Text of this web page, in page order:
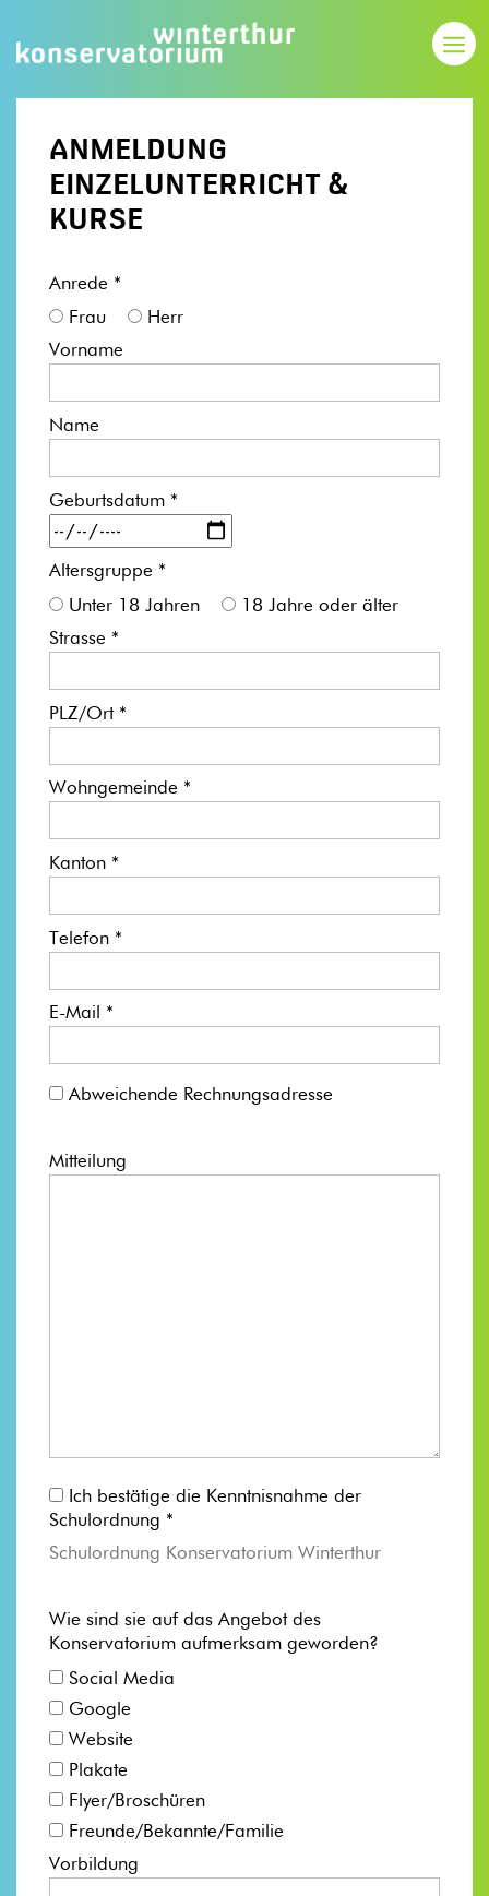
ANMELDUNG
EINZELUNTERRICHT &
KURSE
Anrede *
Frau
Herr
Vorname
Name
Geburtsdatum *
Altersgruppe *
Unter 18 Jahren
18 Jahre oder älter
Strasse *
PLZ/Ort *
Wohngemeinde *
Kanton *
Telefon *
E-Mail *
Abweichende Rechnungsadresse
Mitteilung
Ich bestätige die Kenntnisnahme der
Schulordnung *
Schulordnung Konservatorium Winterthur
Wie sind sie auf das Angebot des
Konservatorium aufmerksam geworden?
Social Media
Google
Website
Plakate
Flyer/Broschüren
Freunde/Bekannte/Familie
Vorbildung